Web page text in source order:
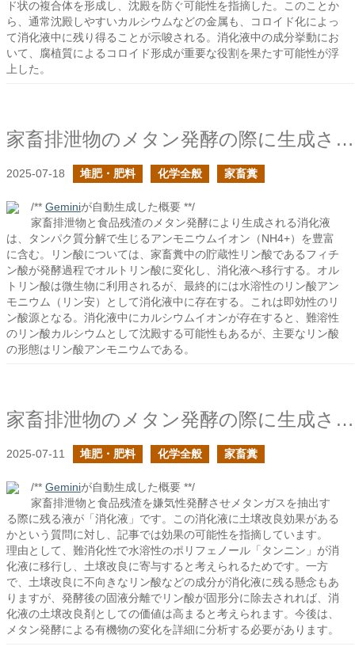
ド状の複合体を形成し、沈殿を防ぐ可能性を指摘した。このことか
ら、通常沈殿しやすいカルシウムなどの金属も、コロイド化によっ
て消化液中に残り得ることが示唆される。消化液中の成分挙動にお
いて、腐植質によるコロイド形成が重要な役割を果たす可能性が浮
上した。
家畜排泄物のメタン発酵の際に生成される消化液に含まれるリン酸は何だ？
2025-07-18 堆肥・肥料 化学全般 家畜糞
/** Geminiが自動生成した概要 **/
家畜排泄物と食品残渣のメタン発酵により生成される消化液
は、タンパク質分解で生じるアンモニウムイオン（NH4+）を豊富
に含む。リン酸については、家畜糞中の貯蔵性リン酸であるフィチ
ン酸が発酵過程でオルトリン酸に変化し、消化液へ移行する。オル
トリン酸は微生物に利用されるが、最終的には水溶性のリン酸アン
モニウム（リン安）として消化液中に存在する。これは即効性のリ
ン酸源となる。消化液中にカルシウムイオンが存在すると、難溶性
のリン酸カルシウムとして沈殿する可能性もあるが、主要なリン酸
の形態はリン酸アンモニウムである。
家畜排泄物のメタン発酵の際に生成される消化液に土壌改良の効果はあるか？
2025-07-11 堆肥・肥料 化学全般 家畜糞
/** Geminiが自動生成した概要 **/
家畜排泄物と食品残渣を嫌気性発酵させメタンガスを抽出す
る際に残る液が「消化液」です。この消化液に土壌改良効果がある
かという質問に対し、記事では効果の可能性を指摘しています。
理由として、難消化性で水溶性のポリフェノール「タンニン」が消
化液に移行し、土壌改良に寄与すると考えられるためです。一方
で、土壌改良に不向きなリン酸などの成分が消化液に残る懸念もあ
りますが、発酵後の固液分離でリン酸が固形分に除去されれば、消
化液の土壌改良剤としての価値は高まると考えられます。今後は、
メタン発酵による有機物の変化を詳細に分析する必要があります。